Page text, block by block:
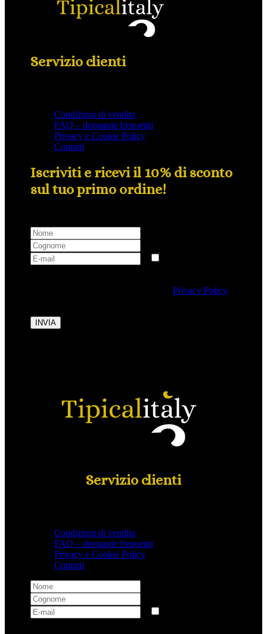
Servizio clienti
Condizioni di vendita
FAQ – domande frequenti
Privacy e Cookie Policy
Contatti
Iscriviti e ricevi il 10% di sconto
sul tuo primo ordine!
dei dati personali conformemente allaPrivacy Policy
INVIA
Servizio clienti
Condizioni di vendita
FAQ – domande frequenti
Privacy e Cookie Policy
Contatti